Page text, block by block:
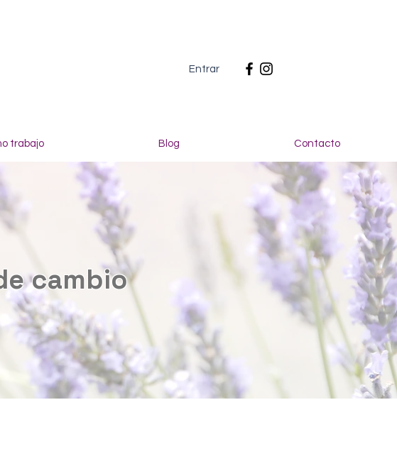
Entrar
trabajo Blog Contacto
cambio